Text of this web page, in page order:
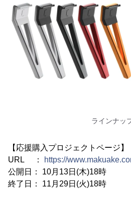
ラインナッ
【応援購入プロジェクトページ】
URL ：
https://
公開日： 10月13日(木)18時
終了日： 11月29日(火)18時